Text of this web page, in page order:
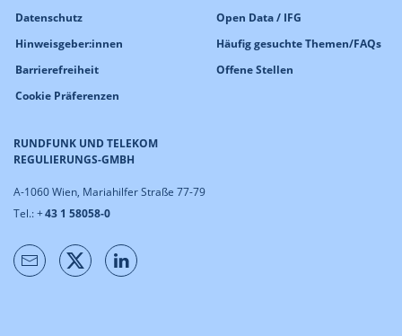
RUNDFUNK UND TELEKOM
REGULIERUNGS-GMBH
A-1060 Wien, Mariahilfer Straße 77-79
Tel.: +43 1 58058-0
Datenschutz
Hinweisgeber:innen
Barrierefreiheit
Cookie Präferenzen
Open Data / IFG
Häufig gesuchte Themen/FAQs
Offene Stellen